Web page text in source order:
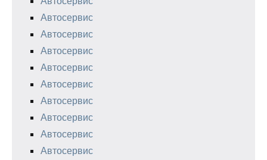
Автосервис
Автосервис
Автосервис
Автосервис
Автосервис
Автосервис
Автосервис
Автосервис
Автосервис